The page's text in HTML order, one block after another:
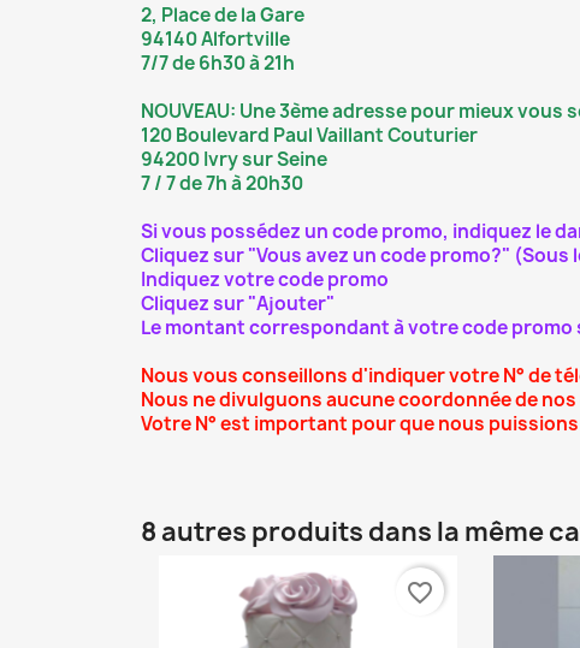
2, Place de la Gare
94140 Alfortville
7/7 de 6h30 à 21h
NOUVEAU: Une 3ème adresse pour mieux vous
120 Boulevard Paul Vaillant Couturier
94200 Ivry sur Seine
7 / 7 de 7h à 20h30
Si vous possédez un code promo, indiquez le
Cliquez sur "Vous avez un code promo?"
Indiquez votre code promo
Cliquez sur "Ajouter"
Le montant correspondant à votre code promo
Nous vous conseillons d'indiquer votre N° de
Nous ne divulguons aucune coordonnée de
Votre N° est important pour que nous
8 autres produits dans la même
favorite_border